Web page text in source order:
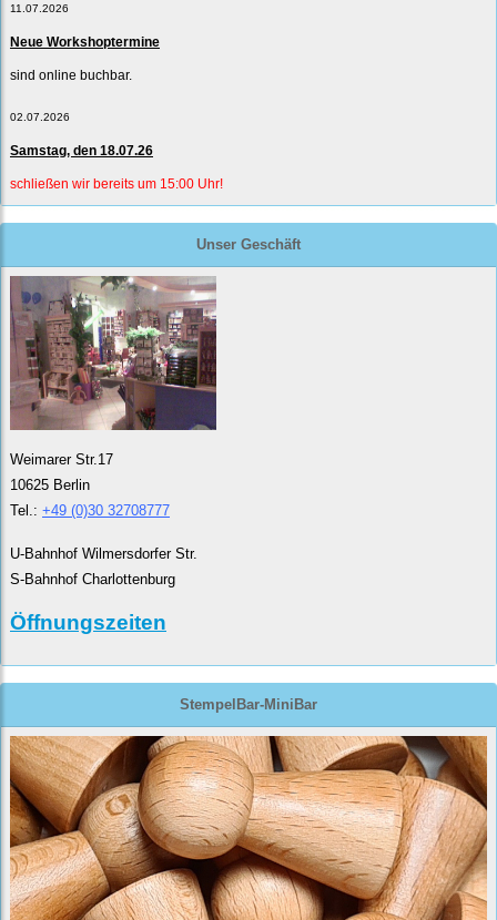
11.07.2026
Neue Workshoptermine
sind online buchbar.
02.07.2026
Samstag, den 18.07.26
schließen wir bereits um 15:00 Uhr!
Unser Geschäft
Weimarer Str.17
10625 Berlin
Tel.: +49 (0)30 32708777
U-Bahnhof Wilmersdorfer Str.
S-Bahnhof Charlottenburg
Öffnungszeiten
StempelBar-MiniBar